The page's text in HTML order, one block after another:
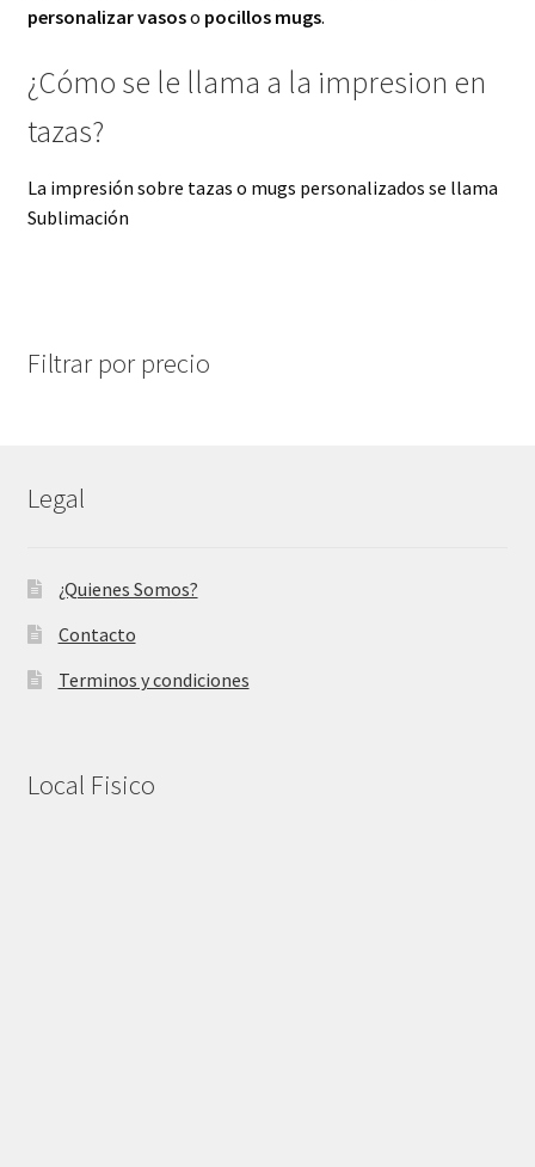
personalizar vasoso pocillos mugs.
¿Cómo se le llama a la impresion en
tazas?
La impresión sobre tazas o mugs personalizados se llama
Sublimación
Filtrar por precio
Legal
¿Quienes Somos?
Contacto
Terminos y condiciones
Local Fisico